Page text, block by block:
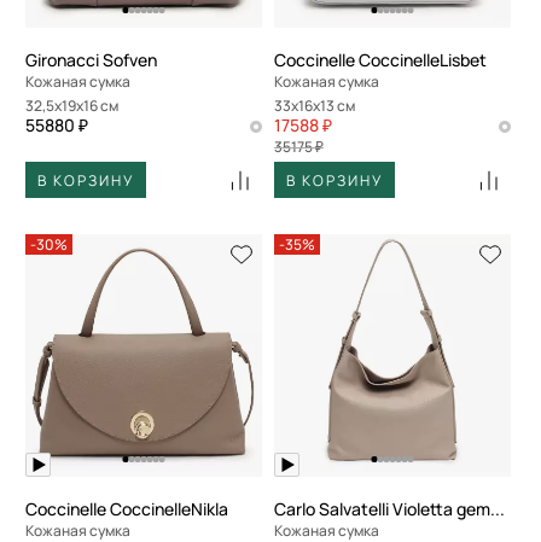
Gironacci Sofven
Кожаная сумка
32,5x19x16 см
55880 ₽
В КОРЗИНУ
Coccinelle CoccinelleLisbet
Кожаная сумка
33x16x13 см
17588 ₽
35175 ₽
В КОРЗИНУ
-30%
Coccinelle CoccinelleNikla
Кожаная сумка
-35%
Carlo Salvatelli Violetta gemma
Кожаная сумка